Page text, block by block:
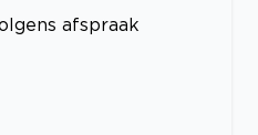
afspraak